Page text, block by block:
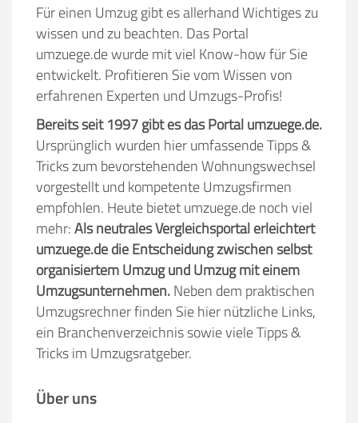
Für einen Umzug gibt es allerhand Wichtiges zu
wissen und zu beachten. Das Portal
umzuege.de wurde mit viel Know-how für Sie
entwickelt. Profitieren Sie vom Wissen von
erfahrenen Experten und Umzugs-Profis!
Bereits seit 1997 gibt es das Portal umzuege.de.
Ursprünglich wurden hier umfassende Tipps &
Tricks zum bevorstehenden Wohnungswechsel
vorgestellt und kompetente Umzugsfirmen
empfohlen. Heute bietet umzuege.de noch viel
mehr:Als neutrales Vergleichsportal erleichtert
umzuege.de die Entscheidung zwischen selbst
organisiertem Umzug und Umzug mit einem
Umzugsunternehmen.Neben dem praktischen
Umzugsrechner finden Sie hier nützliche Links,
ein Branchenverzeichnis sowie viele Tipps &
Tricks im Umzugsratgeber.
Über uns